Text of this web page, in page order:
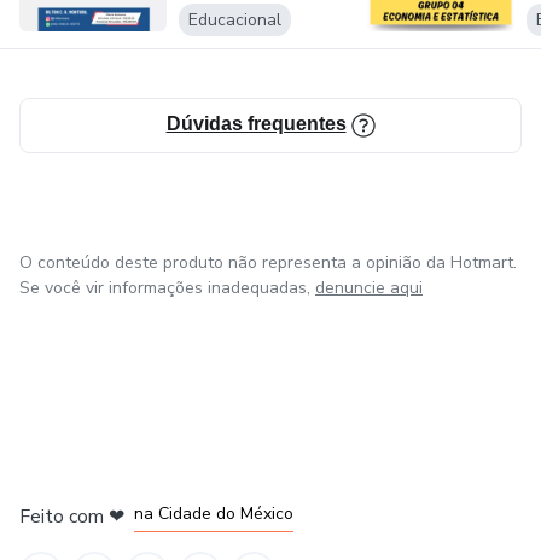
MANDADO...
Educacional
Dúvidas frequentes
O conteúdo deste produto não representa a opinião da Hotmart.
Se você vir informações inadequadas, denuncie aqui
Feito com ❤ na Cidade do México